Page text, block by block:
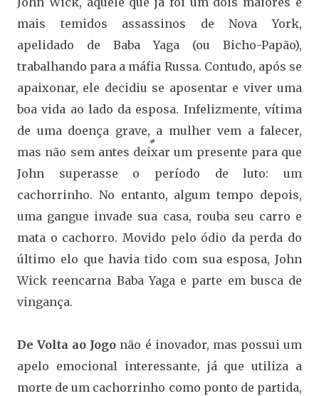
mais temidos assassinos de Nova York,
apelidado de Baba Yaga (ou Bicho-Papão),
trabalhando para a máfia Russa. Contudo, após se
apaixonar, ele decidiu se aposentar e viver uma
boa vida ao lado da esposa. Infelizmente, vítima
de uma doença grave, a mulher vem a falecer,
mas não sem antes deixar um presente para que
John superasse o período de luto: um
cachorrinho. No entanto, algum tempo depois,
uma gangue invade sua casa, rouba seu carro e
mata o cachorro. Movido pelo ódio da perda do
último elo que havia tido com sua esposa, John
Wick reencarna Baba Yaga e parte em busca de
vingança.
De Volta ao Jogo não é inovador, mas possui um
apelo emocional interessante, já que utiliza a
morte de um cachorrinho como ponto de partida,